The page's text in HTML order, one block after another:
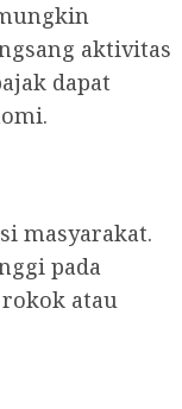
aktivitas
dapat
masyarakat.
pada
atau